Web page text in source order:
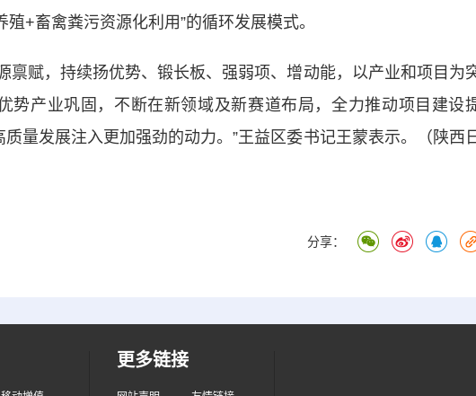
+畜禽粪污资源化利用”的循环发展模式。
赋，持续扬优势、锻长板、强弱项、增动能，以产业和项目为
势产业巩固，不断在新领域及新赛道布局，全力推动项目建设
量发展注入更加强劲的动力。”王益区委书记王蒙表示。（陕西
分享：
更多链接